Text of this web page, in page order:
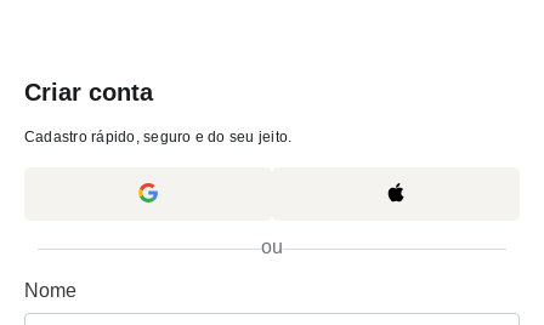
Criar conta
Cadastro rápido, seguro e do seu jeito.
ou
Nome